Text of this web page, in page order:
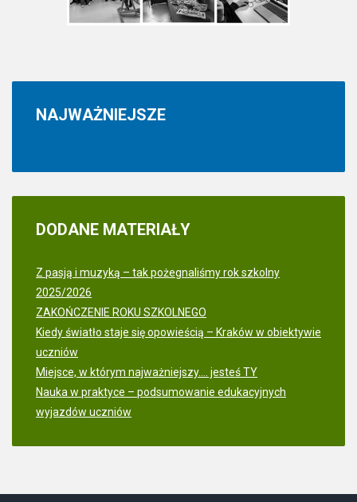
NAJWAŻNIEJSZE
DODANE MATERIAŁY
Z pasją i muzyką – tak pożegnaliśmy rok szkolny
2025/2026
ZAKOŃCZENIE ROKU SZKOLNEGO
Kiedy światło staje się opowieścią – Kraków w obiektywie
uczniów
Miejsce, w którym najważniejszy.... jesteś TY
Nauka w praktyce – podsumowanie edukacyjnych
wyjazdów uczniów